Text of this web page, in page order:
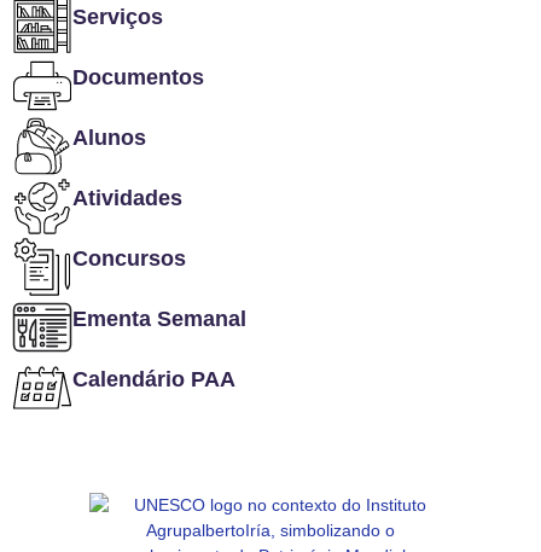
Serviços
Documentos
Alunos
Atividades
Concursos
Ementa Semanal
Calendário PAA